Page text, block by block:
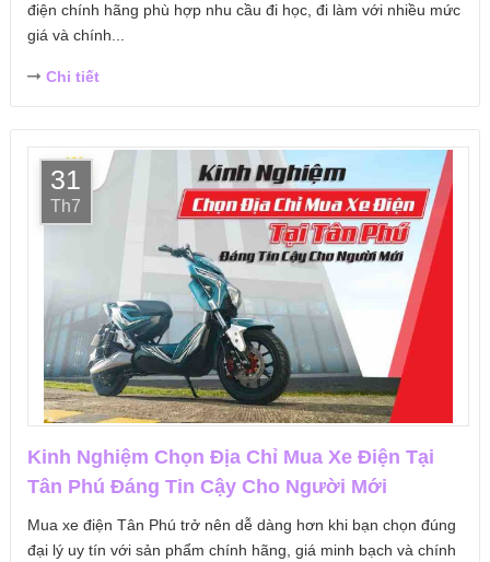
điện chính hãng phù hợp nhu cầu đi học, đi làm với nhiều mức
giá và chính...
Chi tiết
31
Th7
Kinh Nghiệm Chọn Địa Chỉ Mua Xe Điện Tại
Tân Phú Đáng Tin Cậy Cho Người Mới
Mua xe điện Tân Phú trở nên dễ dàng hơn khi bạn chọn đúng
đại lý uy tín với sản phẩm chính hãng, giá minh bạch và chính